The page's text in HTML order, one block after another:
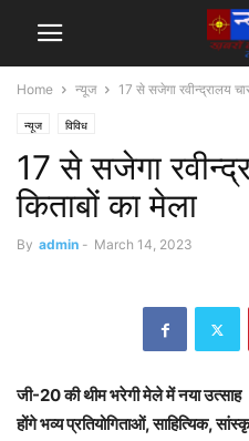
Home न्यूज 17 से सजेगा रवीन्द्रालय
न्यूज विविध
17 से सजेगा
किताबों का मेला
By admin - March 14, 2023
जी-20 की थीम भरेगी मेले में नया उत्साह
होंगे भव्य प्रतियोगिताओं, साहित्यिक,